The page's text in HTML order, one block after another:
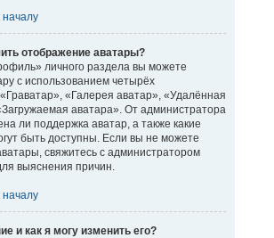
началу
отображение аватары?
личного раздела вы можете
с использованием четырёх
«Галерея аватар», «Удалённая
аватара». От администратора
ли поддержка аватар, а также какие
быть доступны. Если вы не можете
свяжитесь с администратором
выяснения причин.
началу
и как я могу изменить его?